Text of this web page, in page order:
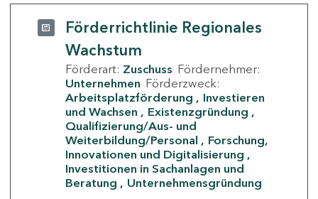
Förderrichtlinie Regionales
Wachstum
Förderart: Zuschuss Fördernehmer:
Unternehmen Förderzweck:
Arbeitsplatzförderung
Investieren
und Wachsen
Existenzgründung
Qualifizierung/Aus- und
Weiterbildung/Personal
Forschung,
Innovationen und Digitalisierung
Investitionen in Sachanlagen und
Beratung
Unternehmensgründung